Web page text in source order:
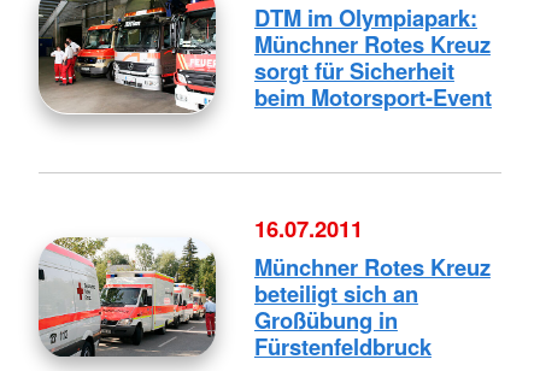
DTM im Olympiapark:
Münchner Rotes Kreuz
sorgt für Sicherheit
beim Motorsport-Event
16.07.2011
Münchner Rotes Kreuz
beteiligt sich an
Großübung in
Fürstenfeldbruck